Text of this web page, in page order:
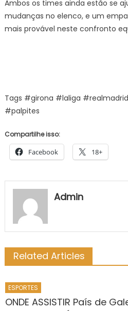
Ambos os times ainda estão se
mudanças no elenco, e um
mais provável neste confronto
Tags #girona #laliga
#palpites
Compartilhe isso:
Facebook 18+
Admin
Related Articles
ESPORTES
ONDE ASSISTIR País de